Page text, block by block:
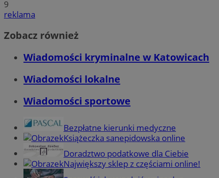
9
reklama
Zobacz również
Wiadomości kryminalne w Katowicach
Wiadomości lokalne
Wiadomości sportowe
Bezpłatne kierunki medyczne
Książeczka sanepidowska online
Doradztwo podatkowe dla Ciebie
Największy sklep z częściami online!